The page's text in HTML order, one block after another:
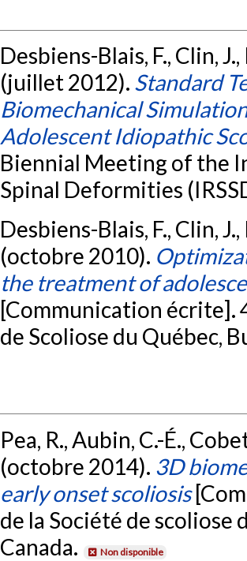
Desbiens-Blais, F., Clin,
(juillet 2012). Standard
Biomechanical
Adolescent Idiopathic
Biennial Meeting of the
Spinal Deformities
Desbiens-Blais, F., Clin,
(octobre 2010).
the treatment of
[Communication écrite].
de Scoliose du Québec,
Pea, R., Aubin, C.-É.,
(octobre 2014). 3D
early onset scoliosis
de la Société de scoliose
Canada.
Non disponible